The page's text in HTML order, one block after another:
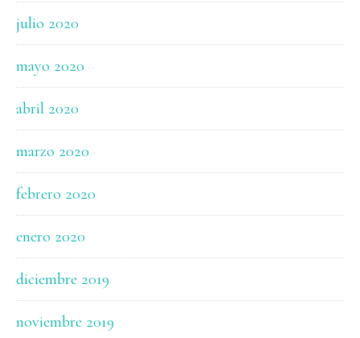
julio 2020
mayo 2020
abril 2020
marzo 2020
febrero 2020
enero 2020
diciembre 2019
noviembre 2019